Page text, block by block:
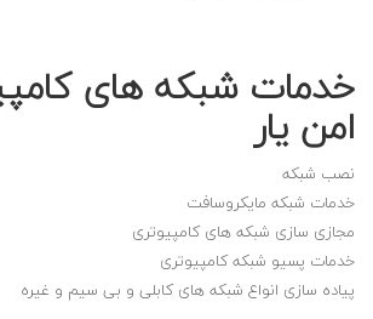
خدمات شبکه های
امن یار
نصب شبکه
خدمات شبکه مایکروسافت
مجازی سازی شبکه های کامپیوتری
خدمات پسیو شبکه کامپیوتری
پیاده سازی انواع شبکه های کابلی و بی سیم و غیره